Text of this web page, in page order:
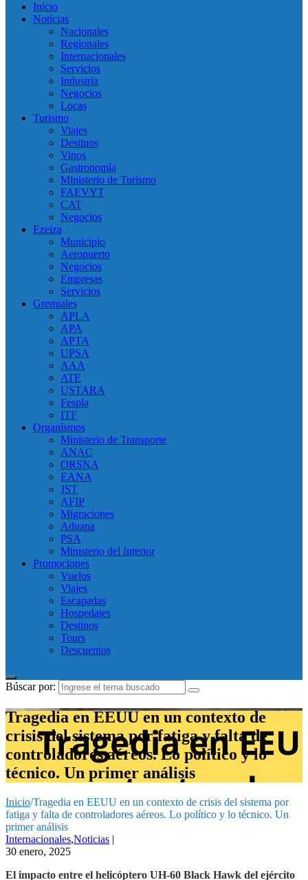
Inicio
Noticias
Nacionales
Regionales
Internacionales
Servicios
Industria
Negocios
Locas
Turismo
Viajes
Destinos
Vinos
Gastronomía
Ministerio de Turismo
FAEVYT
CAT
Negocios
Ezeiza
Municipio
Aeropuerto
Negocios
Empresas
Servicios
Gremiales
APLA
APA
APTA
UPSA
AAA
ATE
USTARA
Fespla
ITF
Organísmos
Ministerio de Transporte
ANAC
ORSNA
EANA
JST
AFIP
Migraciones
Aduana
PSA
Ministerio del Interior
Promociones
Vuelos
Viajes
Escapadas
Hospedajes
Destinos
Tours
Descuentos
Búscar por:
Tragedia en EEUU en un contexto de
crisis del sistema por fatiga y falta de
controladores aéreos. Lo político y lo
técnico. Un primer análisis
Inicio/Tragedia en EEUU en un contexto de crisis del sistema por
fatiga y falta de controladores aéreos. Lo político y lo técnico. Un
primer análisis
Internacionales,Noticias |
30 enero, 2025
El impacto entre el helicóptero UH-60 Black Hawk del ejército